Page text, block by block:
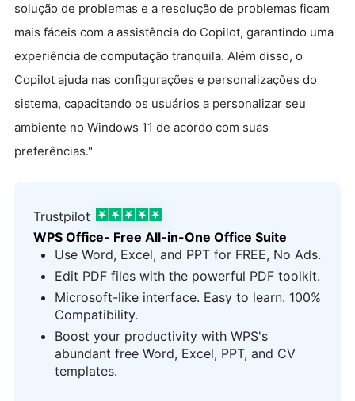
solução de problemas e a resolução de problemas ficam
mais fáceis com a assistência do Copilot, garantindo uma
experiência de computação tranquila. Além disso, o
Copilot ajuda nas configurações e personalizações do
sistema, capacitando os usuários a personalizar seu
ambiente no Windows 11 de acordo com suas
preferências."
Trustpilot
WPS Office- Free All-in-One Office Suite
Use Word, Excel, and PPT for FREE, No Ads.
Edit PDF files with the powerful PDF toolkit.
Microsoft-like interface. Easy to learn. 100%
Compatibility.
Boost your productivity with WPS's
abundant free Word, Excel, PPT, and CV
templates.